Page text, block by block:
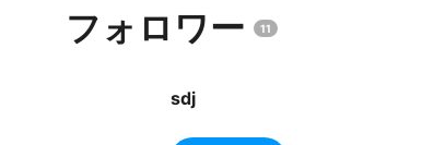
フォロワー 11
sdj